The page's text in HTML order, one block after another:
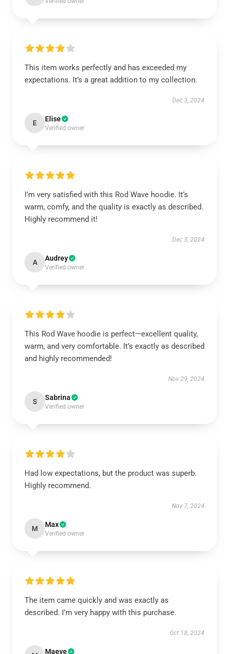
This item works perfectly and has exceeded my
expectations. It’s a great addition to my collection.
Dec 3, 2024
E Elise
Verified owner
I’m very satisfied with this Rod Wave hoodie. It’s
warm, comfy, and the quality is exactly as described.
Highly recommend it!
Dec 3, 2024
A Audrey
Verified owner
This Rod Wave hoodie is perfect—excellent quality,
warm, and very comfortable. It’s exactly as described
and highly recommended!
Nov 29, 2024
S Sabrina
Verified owner
Had low expectations, but the product was superb.
Highly recommend.
Nov 7, 2024
M Max
Verified owner
The item came quickly and was exactly as
described. I’m very happy with this purchase.
Oct 18, 2024
Maeve